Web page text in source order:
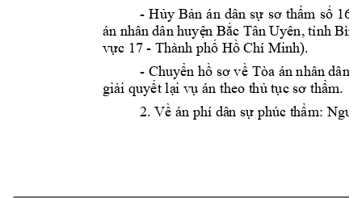
- Hủy Bản án dân sự sơ thẩm số 16/
án nhân dân huyện Bắc Tân Uyên, tỉnh Bì
vực 17 - Thành phố Hồ Chí Minh).
- Chuyển hồ sơ về Tòa án nhân dân k
giải quyết lại vụ án theo thủ tục sơ thẩm.
2. Về án phí dân sự phúc thẩm: